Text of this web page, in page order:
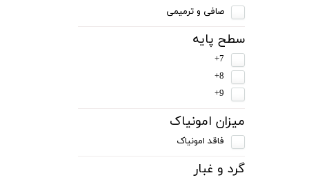
صافی و ترمیمی
سطح پایه
7+
8+
9+
میزان امونیاک
فاقد امونیاک
گرد و غبار